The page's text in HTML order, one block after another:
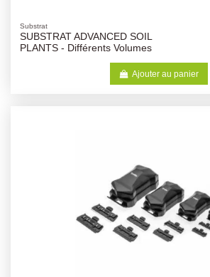
Substrat
SUBSTRAT ADVANCED SOIL
PLANTS - Différents Volumes
Ajouter au panier